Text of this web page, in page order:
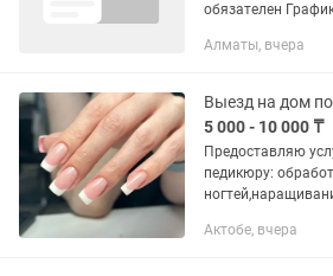
обязателен График 2/2 Время работы -
Адрес в Халык
Алматы, вчера
5 000 - 10 000 ₸
Предоставляю
педикюру:
Актобе, вчера